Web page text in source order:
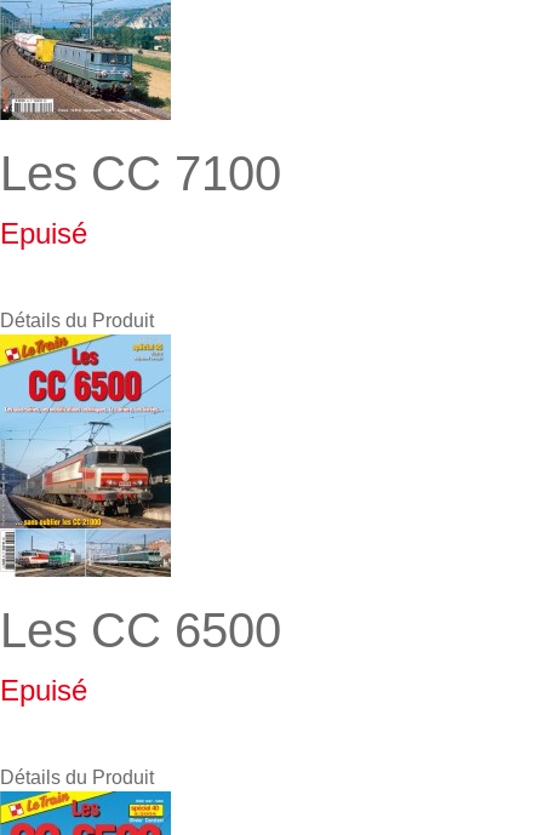
Les CC 7100
Epuisé
Détails du Produit
Les CC 6500
Epuisé
Détails du Produit